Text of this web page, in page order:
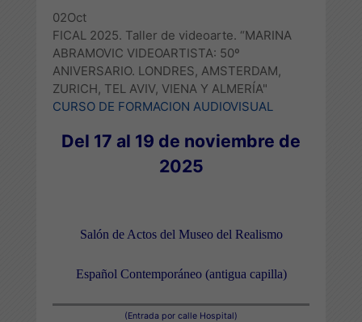
02Oct
FICAL 2025. Taller de videoarte. “MARINA
ABRAMOVIC VIDEOARTISTA: 50º
ANIVERSARIO. LONDRES, AMSTERDAM,
ZURICH, TEL AVIV, VIENA Y ALMERÍA"
CURSO DE FORMACION AUDIOVISUAL
Del 17 al 19 de noviembre de
2025
Salón de Actos del Museo del Realismo
Español Contemporáneo (antigua capilla)
(Entrada por calle Hospital)